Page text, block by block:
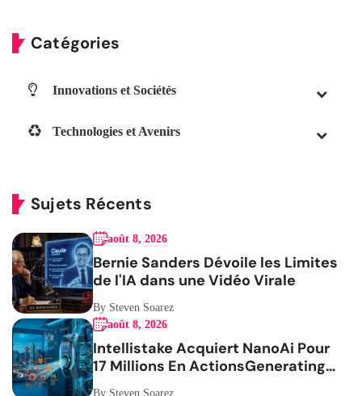
Catégories
Innovations et Sociétés
Technologies et Avenirs
Sujets Récents
août 8, 2026
Bernie Sanders Dévoile les Limites
de l'IA dans une Vidéo Virale
By Steven Soarez
août 8, 2026
Intellistake Acquiert NanoAi Pour
17 Millions En ActionsGenerating
the French blog article
By Steven Soarez